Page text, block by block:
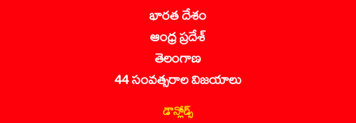
భారత దేశం
ఆంధ్ర ప్రదేశ్
తెలంగాణ
44 సంవత్సరాల విజయాలు
డౌన్లోడ్స్